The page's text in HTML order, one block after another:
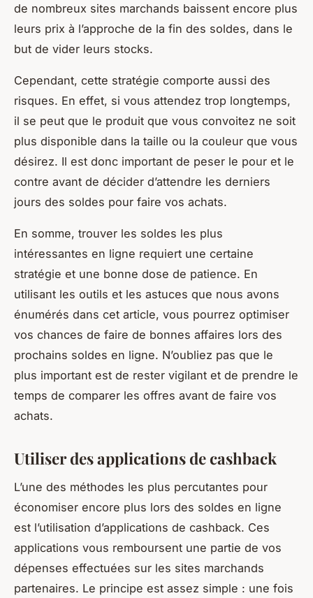
de nombreux sites marchands baissent encore plus
leurs prix à l’approche de la fin des soldes, dans le
but de vider leurs stocks.
Cependant, cette stratégie comporte aussi des
risques. En effet, si vous attendez trop longtemps,
il se peut que le produit que vous convoitez ne soit
plus disponible dans la taille ou la couleur que vous
désirez. Il est donc important de peser le pour et le
contre avant de décider d’attendre les derniers
jours des soldes pour faire vos achats.
En somme, trouver les soldes les plus
intéressantes en ligne requiert une certaine
stratégie et une bonne dose de patience. En
utilisant les outils et les astuces que nous avons
énumérés dans cet article, vous pourrez optimiser
vos chances de faire de bonnes affaires lors des
prochains soldes en ligne. N’oubliez pas que le
plus important est de rester vigilant et de prendre le
temps de comparer les offres avant de faire vos
achats.
Utiliser des applications de cashback
L’une des méthodes les plus percutantes pour
économiser encore plus lors des soldes en ligne
est l’utilisation d’applications de cashback. Ces
applications vous remboursent une partie de vos
dépenses effectuées sur les sites marchands
partenaires. Le principe est assez simple : une fois